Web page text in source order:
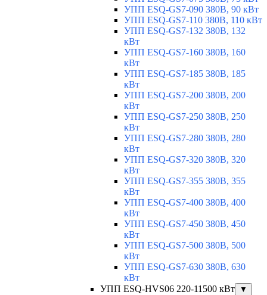
УПП ESQ-GS7-090 380В, 90 кВт
УПП ESQ-GS7-110 380В, 110 кВт
УПП ESQ-GS7-132 380В, 132
кВт
УПП ESQ-GS7-160 380В, 160
кВт
УПП ESQ-GS7-185 380В, 185
кВт
УПП ESQ-GS7-200 380В, 200
кВт
УПП ESQ-GS7-250 380В, 250
кВт
УПП ESQ-GS7-280 380В, 280
кВт
УПП ESQ-GS7-320 380В, 320
кВт
УПП ESQ-GS7-355 380В, 355
кВт
УПП ESQ-GS7-400 380В, 400
кВт
УПП ESQ-GS7-450 380В, 450
кВт
УПП ESQ-GS7-500 380В, 500
кВт
УПП ESQ-GS7-630 380В, 630
кВт
УПП ESQ-HVS06 220-11500 кВт
▼